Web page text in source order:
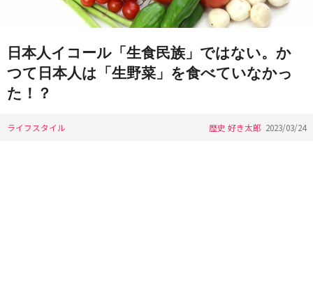
日本人イコール「生食民族」ではない。か
つて日本人は「生野菜」を食べていなかっ
た！？
ライフスタイル 歴史 好き太郎 2023/03/24